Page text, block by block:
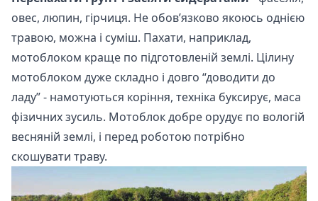
овес, люпин, гірчиця. Не обов’язково якоюсь однією
травою, можна і суміш. Пахати, наприклад,
мотоблоком краще по підготовленій землі. Цілину
мотоблоком дуже складно і довго “доводити до
ладу” - намотуються коріння, техніка буксирує, маса
фізичних зусиль. Мотоблок добре орудує по вологій
весняній землі, і перед роботою потрібно
скошувати траву.